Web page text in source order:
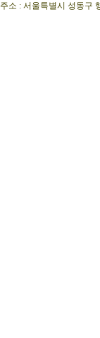
주소 : 서울특별시 성동구